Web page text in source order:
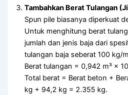
Tambahkan Berat Tulangan
Spun pile biasanya diperkuat
Untuk menghitung berat
jumlah dan jenis baja dari
tulangan baja seberat 100 kg/
Berat tulangan = 0,942 m³ ×
Total berat = Berat beton +
kg + 94,2 kg = 2.355 kg.